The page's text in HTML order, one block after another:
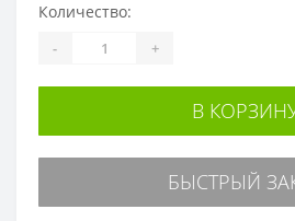
Количество:
- +
В
БЫСТРЫЙ